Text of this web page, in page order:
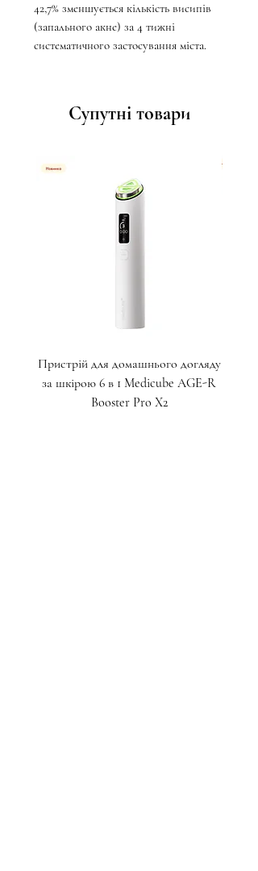
42,7% зменшується кількість висипів
(запального акне) за 4 тижні
систематичного застосування міста.
Супутні товари
Пристрій для домашнього догляду
за шкірою 6 в 1 Medicube AGE-R
Booster Pro X2